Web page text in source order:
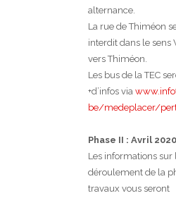
alternance.
La rue de Thiméon
interdit dans le sens
vers Thiméon.
Les bus de la TEC
+d’infos via
be/medeplacer/
Phase II : Avril 2020
Les informations sur
déroulement de la
travaux vous seront